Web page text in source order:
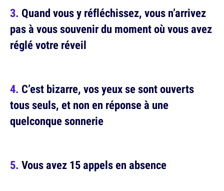
Quand vous y réfléchissez, vous n’arrivez
pas à vous souvenir du moment où vous avez
réglé votre réveil
C’est bizarre, vos yeux se sont ouverts
tous seuls, et non en réponse à une
quelconque sonnerie
Vous avez 15 appels en absence